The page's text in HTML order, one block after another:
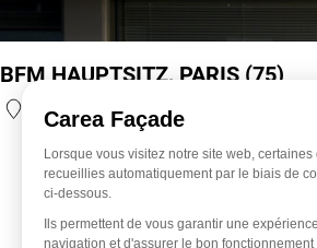
BFM HAUPTSITZ, PARIS (75)
Paris 13e, Île-de-France